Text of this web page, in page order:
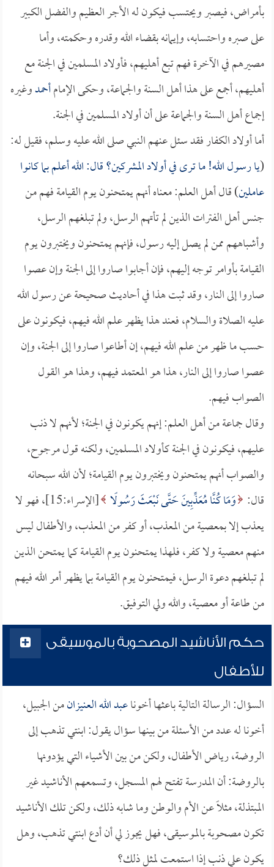
بأمراض، فيصبر ويحتسب فيكون له الأجر العظيم والفضل الكبير
على صبره واحتسابه، وإيمانه بقضاء الله وقدره وحكمته، وأما
مصيرهم في الآخرة فهم تبع أهليهم، فأولاد المسلمين في الجنة مع
أهليهم، أجمع على هذا أهل السنة والجماعة، وحكى الإمامأحمدوغيره
إجماع أهل السنة والجماعة على أن أولاد المسلمين في الجنة.
أما أولاد الكفار فقد سئل عنهم النبي صلى الله عليه وسلم، فقيل له:
(يا رسول الله! ما ترى في أولاد المشركين؟ قال: الله أعلم بما كانوا
عاملين) قال أهل العلم: معناه أنهم يمتحنون يوم القيامة فهم من
جنس أهل الفترات الذين لم تأتهم الرسل، ولم تبلغهم الرسل،
وأشباههم ممن لم يصل إليه رسول، فإنهم يمتحنون ويختبرون يوم
القيامة بأوامر توجه إليهم، فإن أجابوا صاروا إلى الجنة وإن عصوا
صاروا إلى النار، وقد ثبت هذا في أحاديث صحيحة عن رسول الله
عليه الصلاة والسلام، فعند هذا يظهر علم الله فيهم، فيكونون على
حسب ما ظهر من علم الله فيهم، إن أطاعوا صاروا إلى الجنة، وإن
عصوا صاروا إلى النار، هذا هو المعتمد فيهم، وهذا هو القول
الصواب فيهم.
وقال جماعة من أهل العلم: إنهم يكونون في الجنة؛ لأنهم لا ذنب
عليهم، فيكونون في الجنة كأولاد المسلمين، ولكنه قول مرجوح،
والصواب أنهم يمتحنون ويختبرون يوم القيامة؛ لأن الله سبحانه
قال: وَمَا كُنَّا مُعَذِّبِينَ حَتَّى نَبْعَثَ رَسُولًا
[الإسراء:15]، فهو لا
يعذب إلا بمعصية من المعذب، أو كفر من المعذب، والأطفال ليس
منهم معصية ولا كفر، فلهذا يمتحنون يوم القيامة كما يمتحن الذين
لم تبلغهم دعوة الرسل، فيمتحنون يوم القيامة بما يظهر أمر الله فيهم
من طاعة أو معصية، والله ولي التوفيق.
حكم الأناشيد المصحوبة بالموسيقى
للأطفال
السؤال: الرسالة التالية باعثها أخوناعبد الله العنيزانمن الجبيل،
أخونا له عدد من الأسئلة من بينها سؤال يقول: ابنتي تذهب إلى
الروضة، رياض الأطفال، ولكن من بين الأشياء التي يؤدونها
بالروضة: أن المدرسة تفتح لهم المسجل، وتسمعهم الأناشيد غير
المبتذلة، مثلاً عن الأم والوطن وما شابه ذلك، ولكن تلك الأناشيد
تكون مصحوبة بالموسيقى، فهل يجوز لي أن أدع ابنتي تذهب، وهل
يكون علي ذنب إذا استمعت لمثل ذلك؟